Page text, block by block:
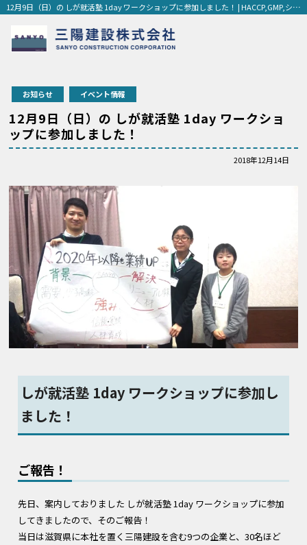
12月9日（日）の しが就活塾 1day ワークショップに参加しました！ | HACCP,GMP,システム建築,工場,プラント工場,保育園,ホテル,老人ホーム,建築,建設,外断熱,新築,滋賀,京都
お知らせ イベント情報
12月9日（日）の しが就活塾 1day ワークショ
ップに参加しました！
2018年12月14日
しが就活塾 1day ワークショップに参加し
ました！
ご報告！
先日、案内しておりました しが就活塾 1day ワークショップに参加
してきましたので、そのご報告！
当日は滋賀県に本社を置く三陽建設を含む9つの企業と、30名ほど
仲間を知る
中途採用
個人情報保護方針